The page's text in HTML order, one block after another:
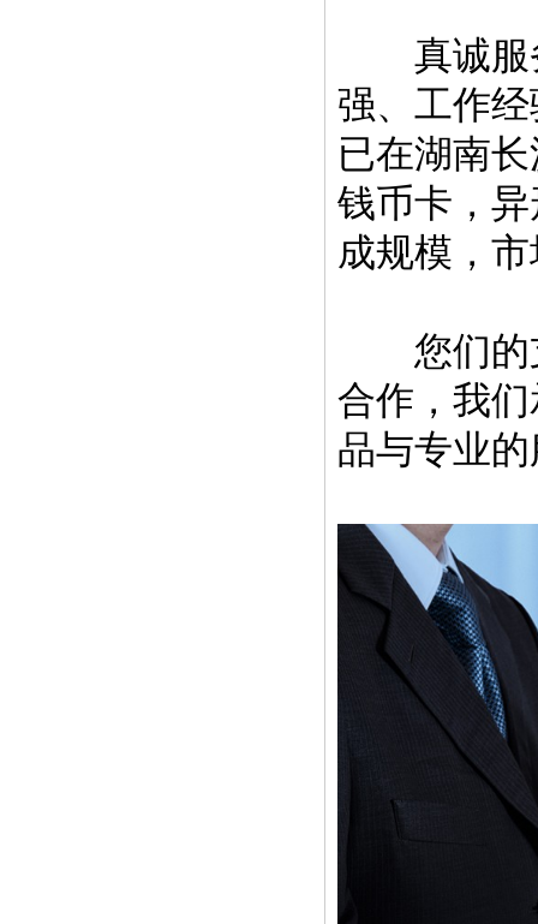
真诚服务
强、工作
已在湖南
钱币卡，
成规模，
您们的支
合作，我
品与专业